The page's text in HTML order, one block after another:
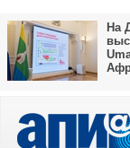
На